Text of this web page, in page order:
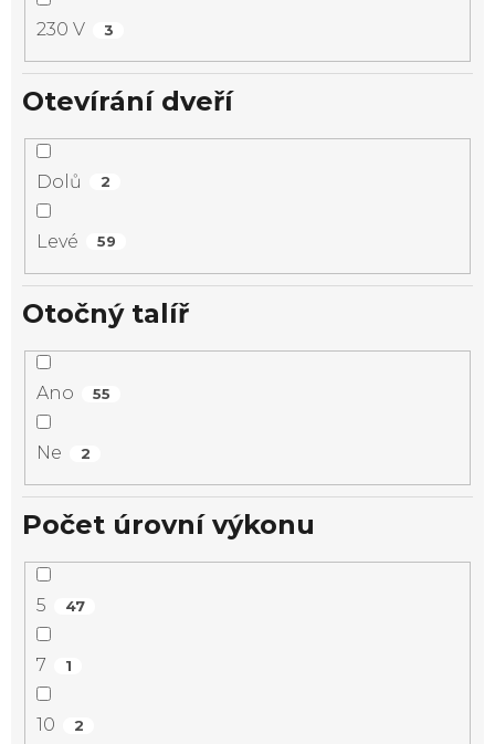
230 V 3
Otevírání dveří
Dolů 2
Levé 59
Otočný talíř
Ano 55
Ne 2
Počet úrovní výkonu
5 47
7 1
10 2